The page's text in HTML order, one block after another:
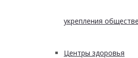
укрепления
Центры здоровья